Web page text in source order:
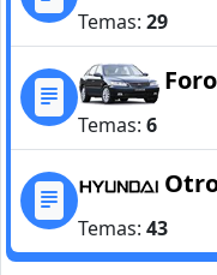
Temas: 29
Temas: 6
Temas: 43